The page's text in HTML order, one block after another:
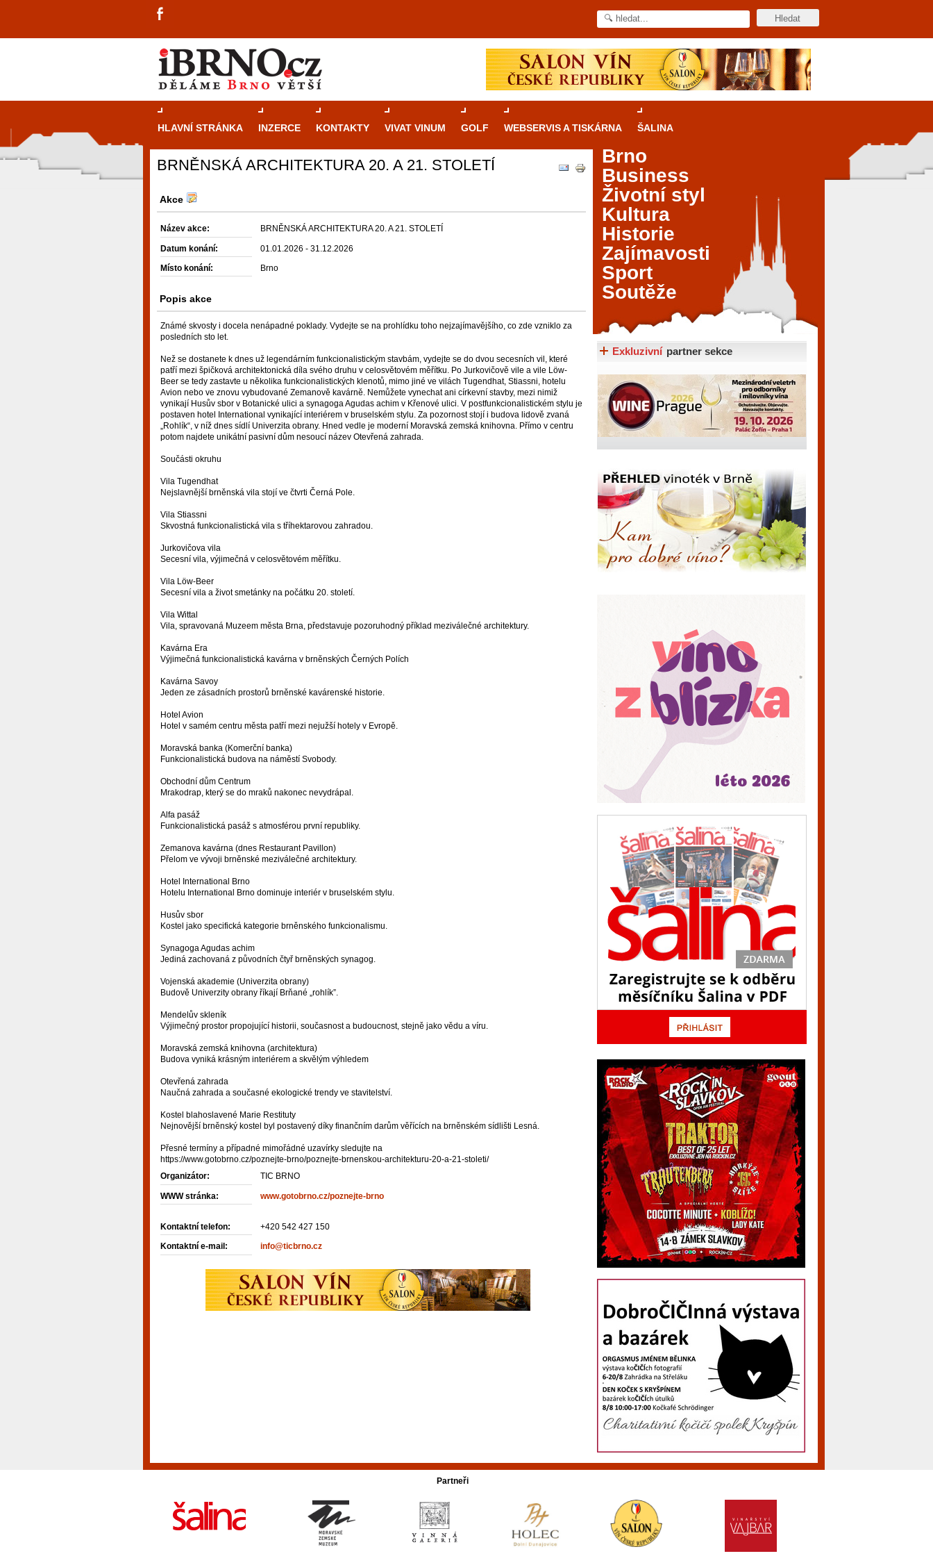
HLAVNÍ STRÁNKA INZERCE KONTAKTY VIVAT VINUM GOLF WEBSERVIS A TISKÁRNA ŠALINA
BRNĚNSKÁ ARCHITEKTURA 20. A 21. STOLETÍ
Akce
Název akce: BRNĚNSKÁ ARCHITEKTURA 20. A 21. STOLETÍ
Datum konání: 01.01.2026 - 31.12.2026
Místo konání: Brno
Popis akce
Známé skvosty i docela nenápadné poklady. Vydejte se na prohlídku toho nejzajímavějšího, co zde vzniklo za
posledních sto let.
Než se dostanete k dnes už legendárním funkcionalistickým stavbám, vydejte se do dvou secesních vil, které
patří mezi špičková architektonická díla svého druhu v celosvětovém měřítku. Po Jurkovičově vile a vile Löw-
Beer se tedy zastavte u několika funkcionalistických klenotů, mimo jiné ve vilách Tugendhat, Stiassni, hotelu
Avion nebo ve znovu vybudované Zemanově kavárně. Nemůžete vynechat ani církevní stavby, mezi nimiž
vynikají Husův sbor v Botanické ulici a synagoga Agudas achim v Křenové ulici. V postfunkcionalistickém stylu je
postaven hotel International vynikající interiérem v bruselském stylu. Za pozornost stojí i budova lidově zvaná
„Rohlík“, v níž dnes sídlí Univerzita obrany. Hned vedle je moderní Moravská zemská knihovna. Přímo v centru
potom najdete unikátní pasivní dům nesoucí název Otevřená zahrada.
Součásti okruhu
Vila Tugendhat
Nejslavnější brněnská vila stojí ve čtvrti Černá Pole.
Vila Stiassni
Skvostná funkcionalistická vila s tříhektarovou zahradou.
Jurkovičova vila
Secesní vila, výjimečná v celosvětovém měřítku.
Vila Löw-Beer
Secesní vila a život smetánky na počátku 20. století.
Vila Wittal
Vila, spravovaná Muzeem města Brna, představuje pozoruhodný příklad meziválečné architektury.
Kavárna Era
Výjimečná funkcionalistická kavárna v brněnských Černých Polích
Kavárna Savoy
Jeden ze zásadních prostorů brněnské kavárenské historie.
Hotel Avion
Hotel v samém centru města patří mezi nejužší hotely v Evropě.
Moravská banka (Komerční banka)
Funkcionalistická budova na náměstí Svobody.
Obchodní dům Centrum
Mrakodrap, který se do mraků nakonec nevydrápal.
Alfa pasáž
Funkcionalistická pasáž s atmosférou první republiky.
Zemanova kavárna (dnes Restaurant Pavillon)
Přelom ve vývoji brněnské meziválečné architektury.
Hotel International Brno
Hotelu International Brno dominuje interiér v bruselském stylu.
Husův sbor
Kostel jako specifická kategorie brněnského funkcionalismu.
Synagoga Agudas achim
Jediná zachovaná z původních čtyř brněnských synagog.
Vojenská akademie (Univerzita obrany)
Budově Univerzity obrany říkají Brňané „rohlík”.
Mendelův skleník
Výjimečný prostor propojující historii, současnost a budoucnost, stejně jako vědu a víru.
Moravská zemská knihovna (architektura)
Budova vyniká krásným interiérem a skvělým výhledem
Otevřená zahrada
Naučná zahrada a současné ekologické trendy ve stavitelství.
Kostel blahoslavené Marie Restituty
Nejnovější brněnský kostel byl postavený díky finančním darům věřících na brněnském sídlišti Lesná.
Přesné termíny a případné mimořádné uzavírky sledujte na
https://www.gotobrno.cz/poznejte-brno/poznejte-brnenskou-architekturu-20-a-21-stoleti/
Organizátor:
TIC BRNO
WWW stránka: www.gotobrno.cz/poznejte-brno
Kontaktní telefon: +420 542 427 150
Kontaktní e-mail: info@ticbrno.cz
Brno je městem známým pro zajímavé památky, skvělé
místem, kde si můžete legálně a bezpečně vyzkoušet
návštěvníky, tak pro příležitostné hráče. V...
Celý článek...
Brno
Business
Životní styl
Kultura
Historie
Zajímavosti
Sport
Soutěže
Exkluzivní partner sekce
Partneři